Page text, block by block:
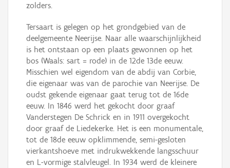
zolders.
Tersaart is gelegen op het grondgebied van de
deelgemeente Neerijse. Naar alle waarschijnlijkheid
is het ontstaan op een plaats gewonnen op het
bos (Waals: sart = rode) in de 12de 13de eeuw.
Misschien wel eigendom van de abdij van Corbie,
die eigenaar was van de parochie van Neerijse. De
oudst gekende eigenaar gaat terug tot de 16de
eeuw. In 1846 werd het gekocht door graaf
Vanderstegen De Schrick en in 1911 overgekocht
door graaf de Liedekerke. Het is een monumentale,
tot de 18de eeuw opklimmende, semi-gesloten
vierkantshoeve met indrukwekkende langsschuur
en L-vormige stalvleugel. In 1934 werd de kleinere